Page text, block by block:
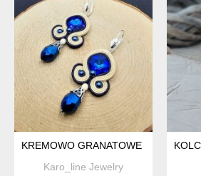
KREMOWO GRANATOWE KOLCZYKI
Karo_line Jewelry